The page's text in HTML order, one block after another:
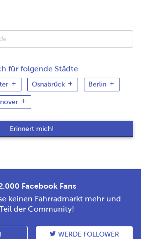
für folgende Städte
Osnabrück Berlin
Facebook Fans
keinen Fahrradmarkt mehr und
der Community!
WERDE FOLLOWER